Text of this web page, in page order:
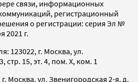
связи, информационных
регистрационный
о регистрации: серия Эл №
2021 г.
123022, г. Москва, ул.
стр. 15, эт. 4, пом. X, ком. 1
Москва, ул. Звенигородская 2-я, д.